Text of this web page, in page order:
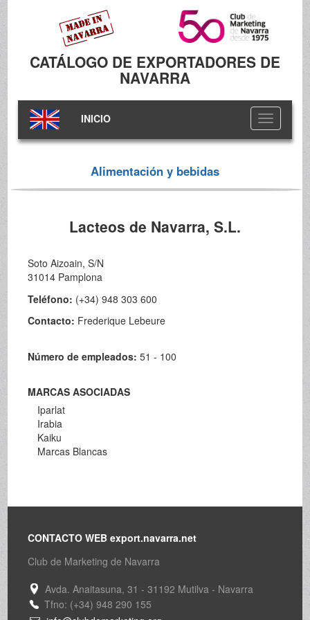
CATÁLOGO DE EXPORTADORES DE
NAVARRA
Toggle
navigation
INICIO
Alimentación y bebidas
Lacteos de Navarra, S.L.
Soto Aizoain, S/N
31014 Pamplona
Teléfono: (+34) 948 303 600
Contacto: Frederique Lebeure
Número de empleados:51 - 100
MARCAS ASOCIADAS
Iparlat
Irabia
Kaiku
Marcas Blancas
CONTACTO WEB export.navarra.net
Club de Marketing de Navarra
Avda. Anaitasuna, 31 - 31192 Mutilva - Navarra
Tfno: (+34) 948 290 155